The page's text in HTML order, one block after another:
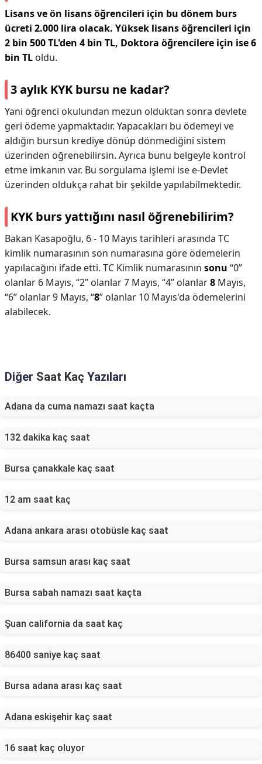
Lisans ve ön lisans öğrencileri için bu dönem burs
ücreti 2.000 lira olacak. Yüksek lisans öğrencileri için
2 bin 500 TL'den 4 bin TL, Doktora öğrencilere için ise 6
bin TL oldu.
3 aylık KYK bursu ne kadar?
Yani öğrenci okulundan mezun olduktan sonra devlete
geri ödeme yapmaktadır. Yapacakları bu ödemeyi ve
aldığın bursun krediye dönüp dönmediğini sistem
üzerinden öğrenebilirsin. Ayrıca bunu belgeyle kontrol
etme imkanın var. Bu sorgulama işlemi ise e-Devlet
üzerinden oldukça rahat bir şekilde yapılabilmektedir.
KYK burs yattığını nasıl öğrenebilirim?
Bakan Kasapoğlu, 6 - 10 Mayıs tarihleri arasında TC
kimlik numarasının son numarasına göre ödemelerin
yapılacağını ifade etti. TC Kimlik numarasının sonu “0”
olanlar 6 Mayıs, “2” olanlar 7 Mayıs, “4” olanlar8 Mayıs,
“6” olanlar 9 Mayıs, “8” olanlar 10 Mayıs'da ödemelerini
alabilecek.
Diğer Saat Kaç Yazıları
Adana da cuma namazı saat kaçta
132 dakika kaç saat
Bursa çanakkale kaç saat
12 am saat kaç
Adana ankara arası otobüsle kaç saat
Bursa samsun arası kaç saat
Bursa sabah namazı saat kaçta
Şuan california da saat kaç
86400 saniye kaç saat
Bursa adana arası kaç saat
Adana eskişehir kaç saat
16 saat kaç oluyor